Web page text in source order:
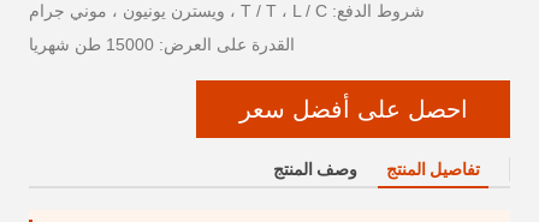
شروط الدفع: T / T ، L / C ، ويسترن يونيون ، موني جرام
القدرة على العرض: 15000 طن شهريا
احصل على أفضل سعر
تفاصيل المنتج وصف المنتج